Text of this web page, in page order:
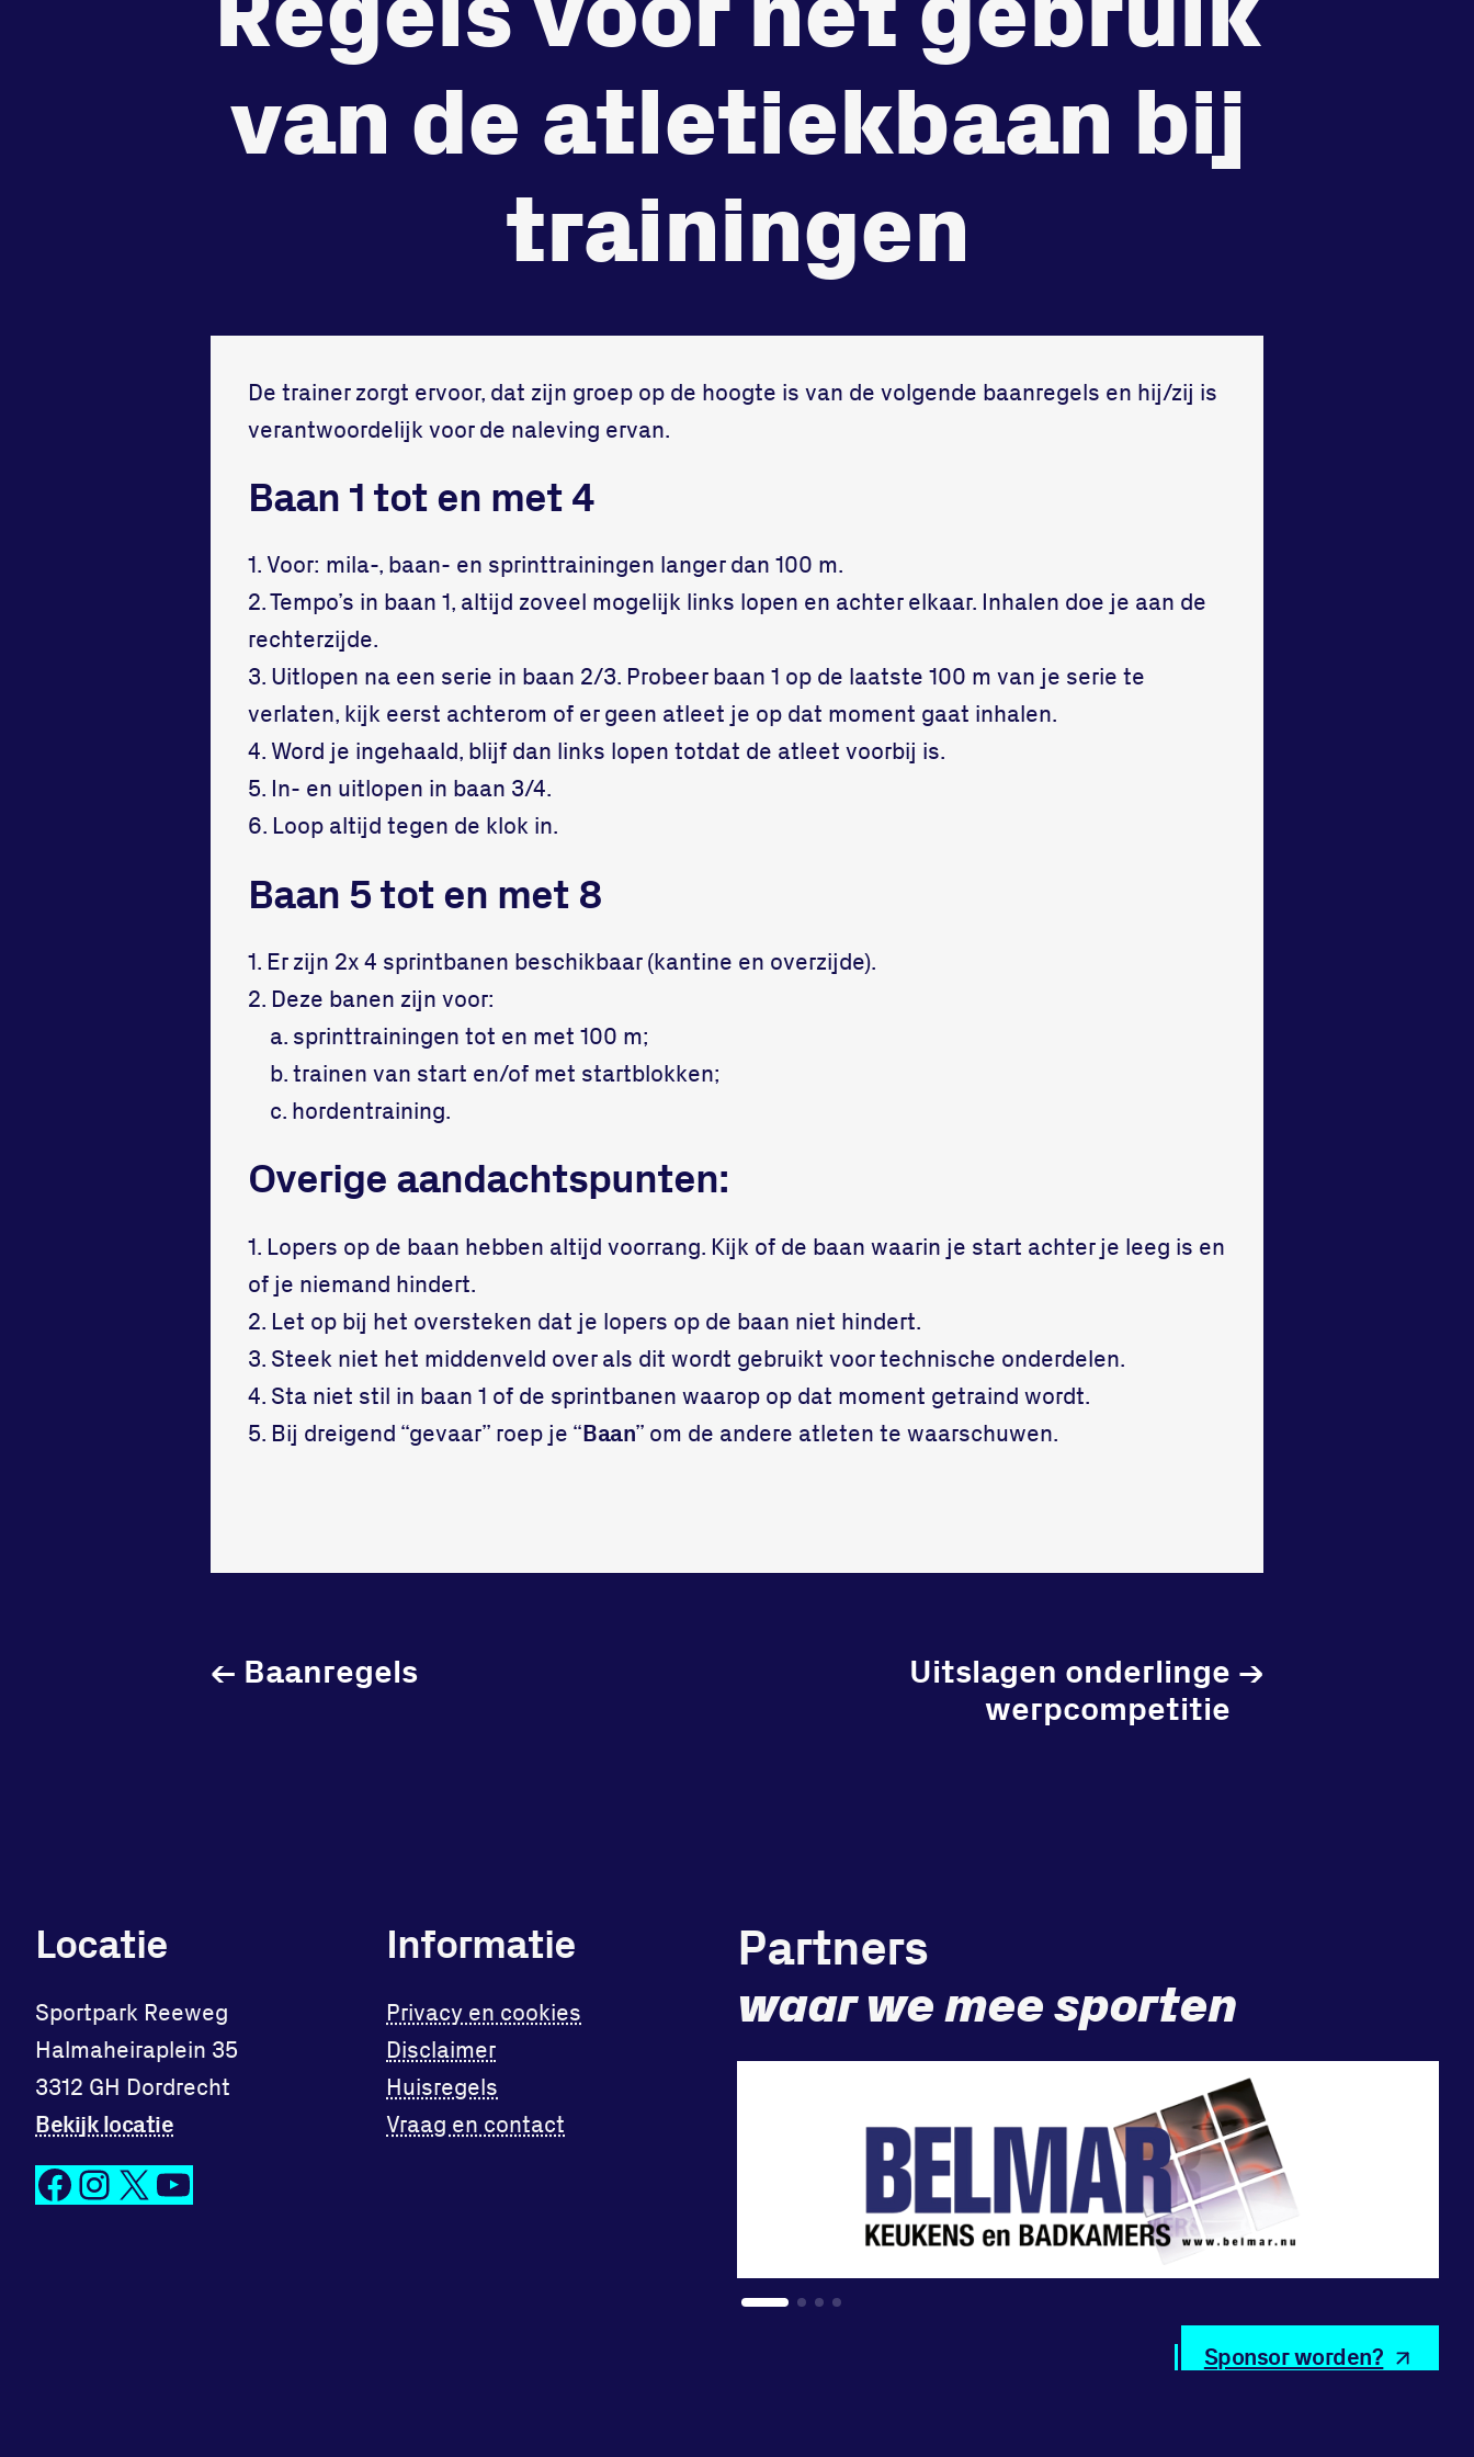
tegenstander samen
Running
onze gym
3312 GH Dordrecht
Bekijk locatie
Huisregels
Vraag en contact
van de atletiekbaan bij
trainingen
De trainer zorgt ervoor, dat zijn groep op de hoogte is van de volgende baanregels en hij/zij is
verantwoordelijk voor de naleving ervan.
Baan 1 tot en met 4
1. Voor: mila-, baan- en sprinttrainingen langer dan 100 m.
2. Tempo’s in baan 1, altijd zoveel mogelijk links lopen en achter elkaar. Inhalen doe je aan de
rechterzijde.
3. Uitlopen na een serie in baan 2/3. Probeer baan 1 op de laatste 100 m van je serie te
verlaten, kijk eerst achterom of er geen atleet je op dat moment gaat inhalen.
4. Word je ingehaald, blijf dan links lopen totdat de atleet voorbij is.
5. In- en uitlopen in baan 3/4.
6. Loop altijd tegen de klok in.
Baan 5 tot en met 8
1. Er zijn 2x 4 sprintbanen beschikbaar (kantine en overzijde).
2. Deze banen zijn voor:
a. sprinttrainingen tot en met 100 m;
b. trainen van start en/of met startblokken;
c. hordentraining.
Overige aandachtspunten:
1. Lopers op de baan hebben altijd voorrang. Kijk of de baan waarin je start achter je leeg is en
of je niemand hindert.
2. Let op bij het oversteken dat je lopers op de baan niet hindert.
3. Steek niet het middenveld over als dit wordt gebruikt voor technische onderdelen.
4. Sta niet stil in baan 1 of de sprintbanen waarop op dat moment getraind wordt.
5. Bij dreigend “gevaar” roep je “Baan” om de andere atleten te waarschuwen.
Baanregels
←
Uitslagen onderlinge
werpcompetitie
→
Locatie
Sportpark Reeweg
Halmaheiraplein 35
3312 GH Dordrecht
Bekijk locatie
Facebook Instagram X YouTube
Informatie
Privacy en cookies
Disclaimer
Huisregels
Vraag en contact
Partners
waar we mee sporten
Sponsor worden?